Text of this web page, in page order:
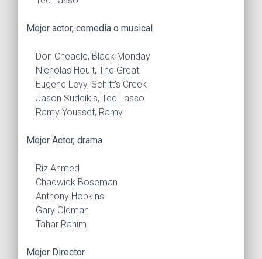
Mejor actor, comedia o musical
Don Cheadle, Black Monday
Nicholas Hoult, The Great
Eugene Levy, Schitt’s Creek
Jason Sudeikis, Ted Lasso
Ramy Youssef, Ramy
Mejor Actor, drama
Riz Ahmed
Chadwick Boseman
Anthony Hopkins
Gary Oldman
Tahar Rahim
Mejor Director